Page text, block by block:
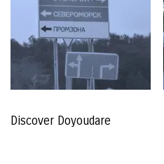
Discover Doyoudare